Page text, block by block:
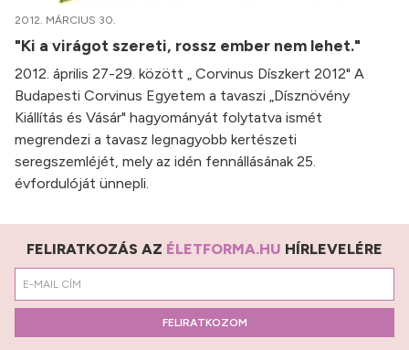
2012. MÁRCIUS 30.
"Ki a virágot szereti, rossz ember nem lehet."
2012. április 27-29. között „ Corvinus Díszkert 2012" A
Budapesti Corvinus Egyetem a tavaszi „Dísznövény
Kiállítás és Vásár" hagyományát folytatva ismét
megrendezi a tavasz legnagyobb kertészeti
seregszemléjét, mely az idén fennállásának 25.
évfordulóját ünnepli.
FELIRATKOZÁS AZ ÉLETFORMA.HU HÍRLEVELÉRE
FELIRATKOZOM